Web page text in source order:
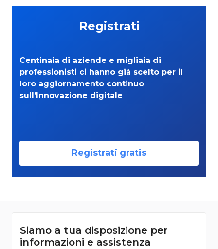
Registrati
Centinaia di aziende e migliaia di
professionisti ci hanno già scelto per il
loro aggiornamento continuo
sull’Innovazione digitale
Registrati gratis
Siamo a tua disposizione per
informazioni e assistenza